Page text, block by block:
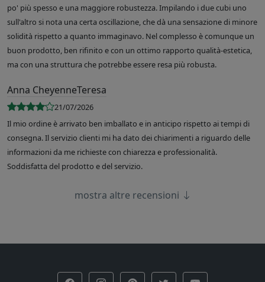
po' più spesso e una maggiore robustezza. Impilando i due cubi uno
sull'altro si nota una certa oscillazione, che dà una sensazione di minore
solidità rispetto a quanto immaginavo. Nel complesso è comunque un
buon prodotto, ben rifinito e con un ottimo rapporto qualità-estetica,
ma con una struttura che potrebbe essere resa più robusta.
Anna CheyenneTeresa
21/07/2026
Il mio ordine è arrivato ben imballato e in anticipo rispetto ai tempi di
consegna. Il servizio clienti mi ha dato dei chiarimenti a riguardo delle
informazioni da me richieste con chiarezza e professionalità.
Soddisfatta del prodotto e del servizio.
mostra altre recensioni